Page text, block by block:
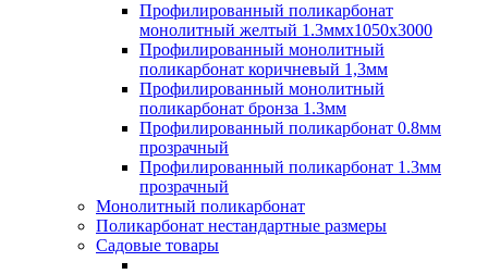
Профилированный поликарбонат
монолитный желтый 1.3ммх1050х3000
Профилированный монолитный
поликарбонат коричневый 1,3мм
Профилированный монолитный
поликарбонат бронза 1.3мм
Профилированный поликарбонат 0.8мм
прозрачный
Профилированный поликарбонат 1.3мм
прозрачный
Монолитный поликарбонат
Поликарбонат нестандартные размеры
Садовые товары